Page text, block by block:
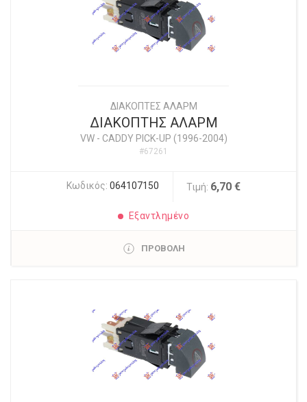
ΔΙΑΚΟΠΤΕΣ ΑΛΑΡΜ
ΔΙΑΚΟΠΤΗΣ ΑΛΑΡΜ
VW- CADDY PICK-UP (1996-2004)
#67261
Κωδικός: 064107150 Τιμή: 6,70 €
Εξαντλημένο
ΠΡΟΒΟΛΗ